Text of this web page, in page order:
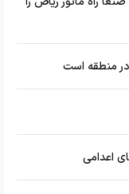
در منطقه است
اعدامی